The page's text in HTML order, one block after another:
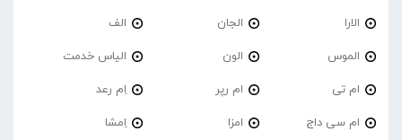
الارا الجان الف
الموس الون الیاس خدمت
ام تی ام رپر اِم رعد
ام سی داج امزا اِمشا